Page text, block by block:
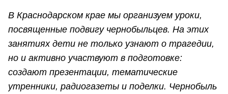
В Краснодарском крае мы организуем уроки,
посвященные подвигу чернобыльцев. На этих
занятиях дети не только узнают о трагедии,
но и активно участвуют в подготовке:
создают презентации, тематические
утренники, радиогазеты и поделки. Чернобыль